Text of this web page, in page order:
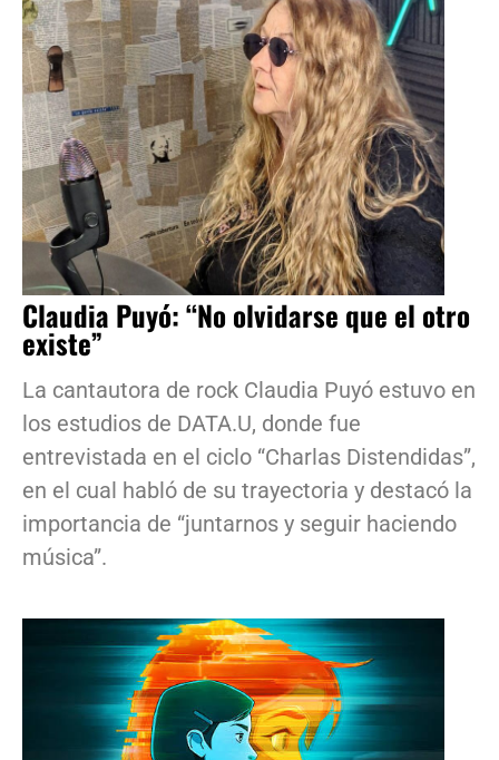
Claudia Puyó: “No olvidarse que el otro
existe”
La cantautora de rock Claudia Puyó estuvo en
los estudios de DATA.U, donde fue
entrevistada en el ciclo “Charlas Distendidas”,
en el cual habló de su trayectoria y destacó la
importancia de “juntarnos y seguir haciendo
música”.